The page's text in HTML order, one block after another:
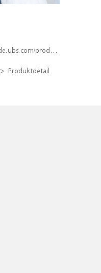
index/isin/DE000WA73YQ2
Produktdetail